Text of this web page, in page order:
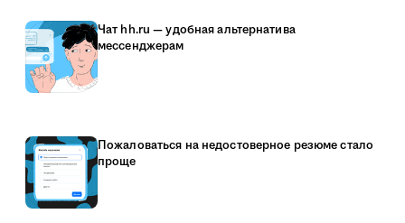
Чат hh.ru — удобная альтернатива
мессенджерам
Пожаловаться на недостоверное резюме стало
проще